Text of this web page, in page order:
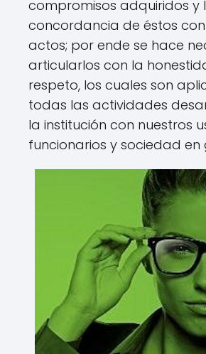
compromisos adquiridos y
concordancia de éstos
actos; por ende se hace
articularlos con la
respeto, los cuales son
todas las actividades
la institución con nuestros
funcionarios y sociedad en